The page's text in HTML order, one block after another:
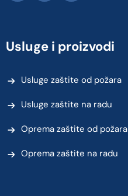
Usluge i proizvodi
Usluge zaštite od požara
Usluge zaštite na radu
Oprema zaštite od požara
Oprema zaštite na radu